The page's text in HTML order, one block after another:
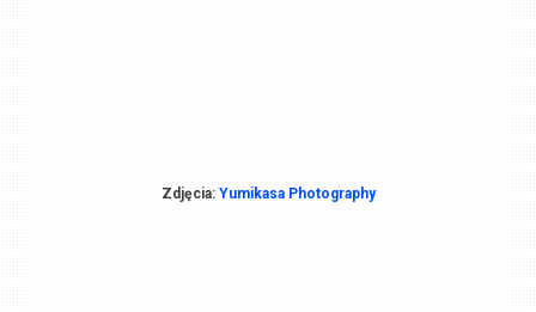
Zdjęcia: Yumikasa Photography